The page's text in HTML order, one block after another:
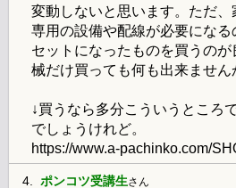
変動しないと思います。ただ
専用の設備や配線が必要にな
セットになったものを買うの
械だけ買っても何も出来ません
↓買うなら多分こういうところ
でしょうけれど。
https://www.a-pachinko.com/
4. ポンコツ受講生さん